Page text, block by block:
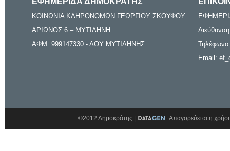
ΚΟΙΝΩΝΙΑ ΚΛΗΡΟΝΟΜΩΝ ΓΕΩΡΓΙΟΥ ΣΚΟΥΦΟΥ
ΑΡΙΩΝΟΣ 6 – ΜΥΤΙΛΗΝΗ
ΑΦΜ: 999147330 - ΔΟΥ ΜΥΤΙΛΗΝΗΣ
Email:
©2012 Δημοκράτης | Απαγορεύεται η